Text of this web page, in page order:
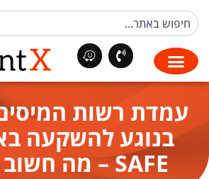
עמדת רשות
בנוגע להשקעה
SAFE – מה חשוב לדעת?